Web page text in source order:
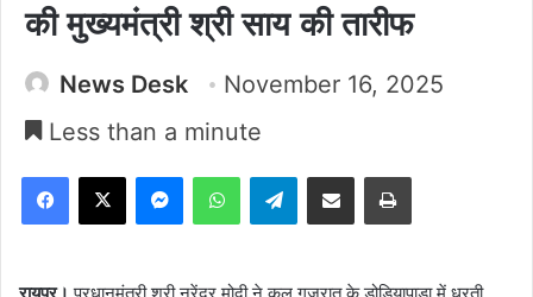
की मुख्यमंत्री श्री साय की तारीफ
News Desk
November 16, 2025
Less than a minute
Facebook
X MessengerWhatsAppTelegramShare via Email Print